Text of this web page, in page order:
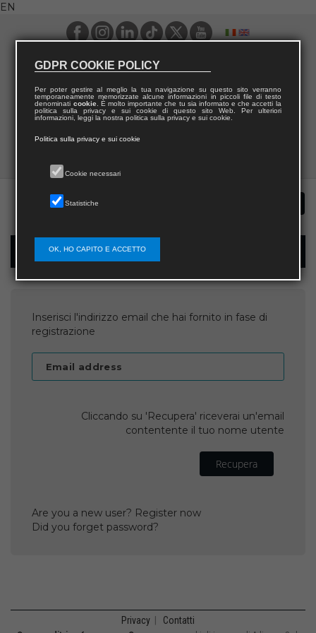
EN
Username recovery
Inserisci l'indirizzo email che hai fornito in fase di
registrazione
Email address
Cliccando su 'Recupera' riceverai un'email
contentente il tuo nome utente
Recupera
Are you a new user? Register now
Did you forget password?
Privacy Contatti
GDPR COOKIE POLICY
Per poter gestire al meglio la tua navigazione su questo sito verranno
temporaneamente memorizzate alcune informazioni in piccoli file di testo
denominati cookie. È molto importante che tu sia informato e che accetti la
politica sulla privacy e sui cookie di questo sito Web. Per ulteriori
informazioni, leggi la nostra politica sulla privacy e sui cookie.
Politica sulla privacy e sui cookie
Cookie necessari
Statistiche
OK, HO CAPITO E ACCETTO